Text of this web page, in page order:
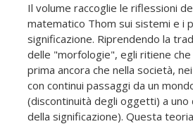
Il volume raccoglie le riflessioni
matematico Thom sui sistemi e i
significazione. Riprendendo la
delle "morfologie", egli ritiene
prima ancora che nella società,
con continui passaggi da un
(discontinuità degli oggetti) a uno
della significazione). Questa